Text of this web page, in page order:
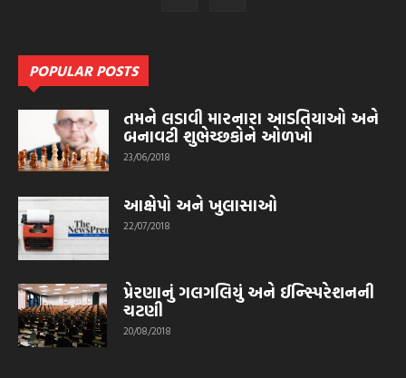
POPULAR POSTS
તમને લડાવી મારનારા આડતિયાઓ અને
બનાવટી શુભેચ્છકોને ઓળખો
23/06/2018
આક્ષેપો અને ખુલાસાઓ
22/07/2018
પ્રેરણાનું ગલગલિયું અને ઈન્સ્પિરેશનની
ચટણી
20/08/2018